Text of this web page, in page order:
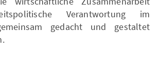
Verantwortung im
gedacht und gestaltet